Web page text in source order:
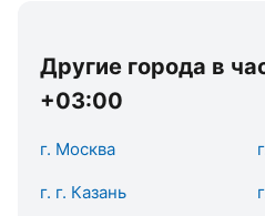
Другие города в
+03:00
г. Москва
г. г. Казань